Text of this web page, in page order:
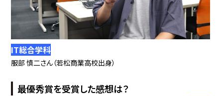
IT総合学科
服部 慎二さん（若松商業高校出身）
最優秀賞を受賞した感想は？